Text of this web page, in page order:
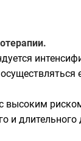
высоким
и длительного